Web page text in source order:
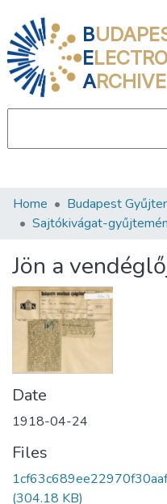
B
E
ARCHIVE
Communities &
Statistics
About us
Home Budapest
Sajtókivágat-
Jön a
Date
1918-04-24
Files
(304.18 KB)